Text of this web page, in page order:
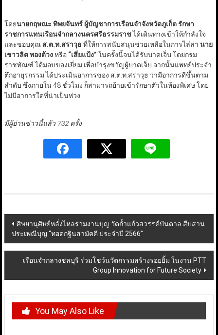
โดยนายกฤษณะ ทิพยจันทร์ ผู้บัญชาการเรือนจำจังหวัดภูเก็ต รักษา
ราชการแทนเรือนจำกลางนครศรีธรรมราชได้เดินทางเข้าให้กำลังใจ
และขอบคุณ ส.ต.ท.สราวุธ ที่ให้การสนับสนุนช่วยเหลือในการไล่ล่า นาย
เชาวลิต ทองด้วงหรือ “เสี่ยแป้ง” ในครั้งนี้จนได้รับบาดเจ็บ โดยกรม
ราชทัณฑ์ ได้มอบของเยี่ยม เพื่อบำรุงขวัญผู้บาดเจ็บ จากนั้นแพทย์ประจำ
ตึกอายุรกรรม ได้ประเมินอาการของ ส.ต.ท.สราวุธ ว่ามีอาการดีขึ้นตาม
ลำดับ ซึ่งภายใน 48 ชั่วโมง ก็สามารถย้ายเข้ารักษาตัวในห้องพิเศษ โดย
ไม่มีอาการใดที่น่าเป็นห่วง
มีผู้อ่านข่าวนี้แล้ว 732 ครั้ง
Post
navigation
ศิษยานุศิษย์หลั่งไหลร่วมงานบุญ วัดถ้ำแก้วสวรรค์บันดาล สืบสาน
ประเพณีบุญ “ทอดกฐินสามัคคี ประจำปี 2566”
เรือนจำกลางชลบุรี ร่วมโชว์นวัตกรรมสร้างรอยยิ้ม ในงาน PTT
Group Innovation for Future Society
You May Also Like